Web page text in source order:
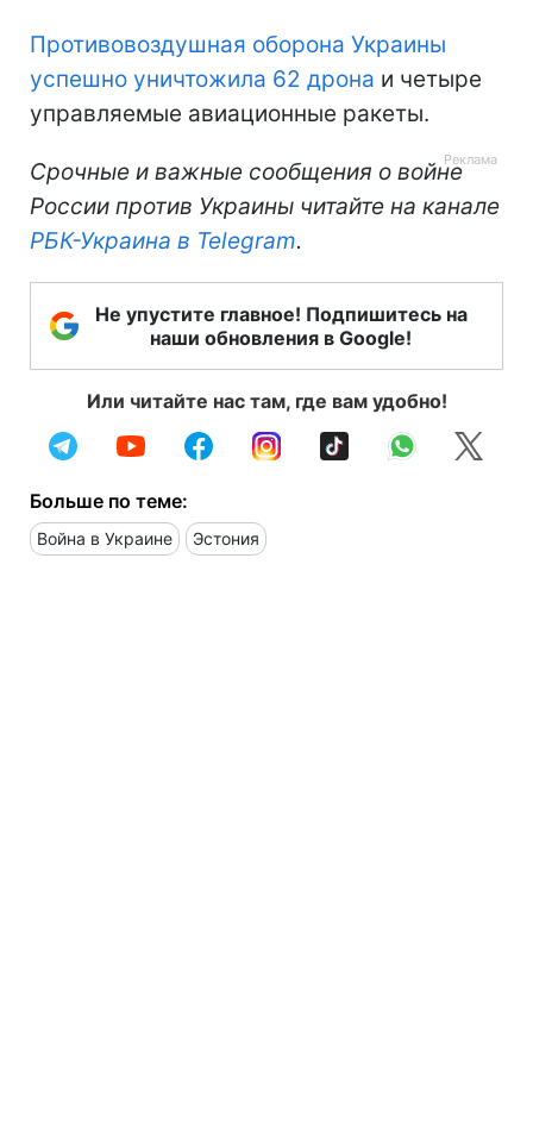
Противовоздушная оборона Украины
успешно уничтожила 62 дрона и четыре
управляемые авиационные ракеты.
Срочные и важные сообщения о войне
России против Украины читайте на канале
РБК-Украина в Telegram.
Не упустите главное! Подпишитесь на
наши обновления в Google!
Или читайте нас там, где вам удобно!
Больше по теме:
Война в Украине Эстония